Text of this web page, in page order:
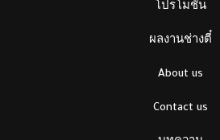
โปรโมชั่น
ผลงานช่างตี๋
About us
Contact us